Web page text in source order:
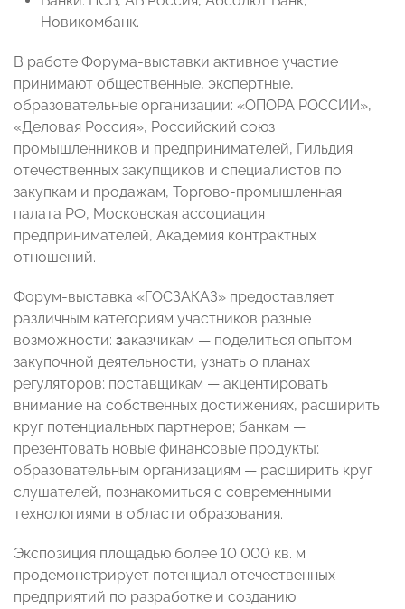
Новикомбанк.
В работе Форума-выставки активное участие
принимают общественные, экспертные,
образовательные организации: «ОПОРА РОССИИ»,
«Деловая Россия», Российский союз
промышленников и предпринимателей, Гильдия
отечественных закупщиков и специалистов по
закупкам и продажам, Торгово-промышленная
палата РФ, Московская ассоциация
предпринимателей, Академия контрактных
отношений.
Форум-выставка «ГОСЗАКАЗ» предоставляет
различным категориям участников разные
возможности: заказчикам — поделиться опытом
закупочной деятельности, узнать о планах
регуляторов; поставщикам — акцентировать
внимание на собственных достижениях, расширить
круг потенциальных партнеров; банкам —
презентовать новые финансовые продукты;
образовательным организациям — расширить круг
слушателей, познакомиться с современными
технологиями в области образования.
Экспозиция площадью более 10 000 кв. м
продемонстрирует потенциал отечественных
предприятий по разработке и созданию